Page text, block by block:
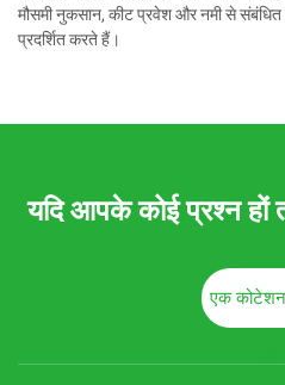
मौसमी नुकसान, कीट प्रवेश और नमी से
प्रदर्शित करते हैं।
यदि आपके कोई प्रश्न हों
एक कोटेशन